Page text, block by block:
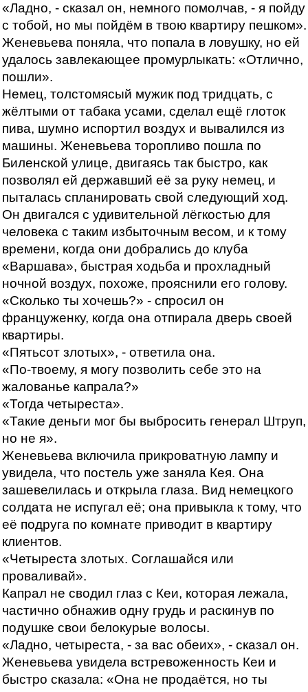
«Ладно, - сказал он, немного помолчав, - я пойду
с тобой, но мы пойдём в твою квартиру пешком».
Женевьева поняла, что попала в ловушку, но ей
удалось завлекающее промурлыкать: «Отлично,
пошли».
Немец, толстомясый мужик под тридцать, с
жёлтыми от табака усами, сделал ещё глоток
пива, шумно испортил воздух и вывалился из
машины. Женевьева торопливо пошла по
Биленской улице, двигаясь так быстро, как
позволял ей державший её за руку немец, и
пыталась спланировать свой следующий ход.
Он двигался с удивительной лёгкостью для
человека с таким избыточным весом, и к тому
времени, когда они добрались до клуба
«Варшава», быстрая ходьба и прохладный
ночной воздух, похоже, прояснили его голову.
«Сколько ты хочешь?» - спросил он
француженку, когда она отпирала дверь своей
квартиры.
«Пятьсот злотых», - ответила она.
«По-твоему, я могу позволить себе это на
жалованье капрала?»
«Тогда четыреста».
«Такие деньги мог бы выбросить генерал Штруп,
но не я».
Женевьева включила прикроватную лампу и
увидела, что постель уже заняла Кея. Она
зашевелилась и открыла глаза. Вид немецкого
солдата не испугал её; она привыкла к тому, что
её подруга по комнате приводит в квартиру
клиентов.
«Четыреста злотых. Соглашайся или
проваливай».
Капрал не сводил глаз с Кеи, которая лежала,
частично обнажив одну грудь и раскинув по
подушке свои белокурые волосы.
«Ладно, четыреста, - за вас обеих», - сказал он.
Женевьева увидела встревоженность Кеи и
быстро сказала: «Она не продаётся, но ты